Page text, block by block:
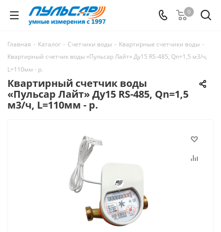
0
Главная - Каталог - Счетчики воды - Квартирные счетчики воды -
Квартирный счетчик воды «Пульсар Лайт» Ду15 RS-485, Qn=1,5 м3/ч,
L=110мм - р.
Квартирный счетчик воды
«Пульсар Лайт» Ду15 RS-485, Qn=1,5
м3/ч, L=110мм - р.